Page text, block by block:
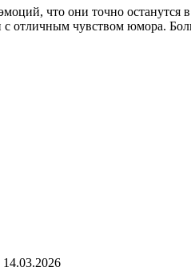
что они точно останутся
чувством юмора.
14.03.2026